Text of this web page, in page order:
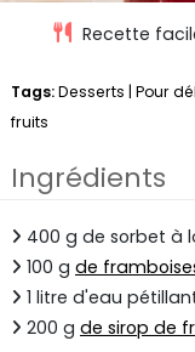
Recette
Tags:Desserts | Pour
fruits
Ingrédients
400 g de sorbet à
100 g de
1 litre d'eau
200 g de sirop de